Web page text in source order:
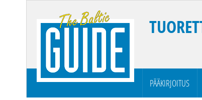
PÄÄKIRJOITUS